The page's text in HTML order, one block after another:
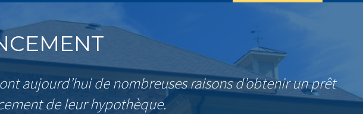
aujourd’hui de nombreuses raisons d’obtenir un prêt
de leur hypothèque.